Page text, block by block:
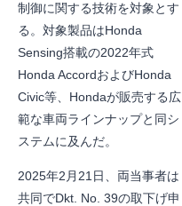
制御に関する技術を対象とす
る。対象製品はHonda
Sensing搭載の2022年式
Honda AccordおよびHonda
Civic等、Hondaが販売する広
範な車両ラインナップと同シ
ステムに及んだ。
2025年2月21日、両当事者は
共同でDkt. No. 39の取下げ申